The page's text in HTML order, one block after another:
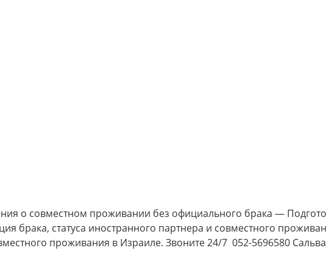
о совместном проживании без официального брака —
брака, статуса иностранного партнера и совместного
проживания в Израиле. Звоните 24/7 052-5696580